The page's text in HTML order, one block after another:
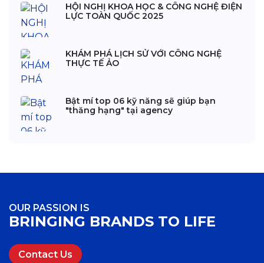
HỘI NGHỊ KHOA HỌC & CÔNG NGHỆ ĐIỆN
LỰC TOÀN QUỐC 2025
KHÁM PHÁ LỊCH SỬ VỚI CÔNG NGHỆ
THỰC TẾ ẢO
Bật mí top 06 kỹ năng sẽ giúp bạn
"thăng hạng" tại agency
OUR PASSION IS
BRINGING BRANDS TO LIFE
Contact Us